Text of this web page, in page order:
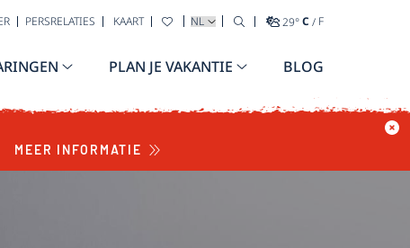
PERSRELATIES KAART TAAL SELECTEREN 29°C / F
PLAN JE VAKANTIE BLOG
MEER INFORMATIE